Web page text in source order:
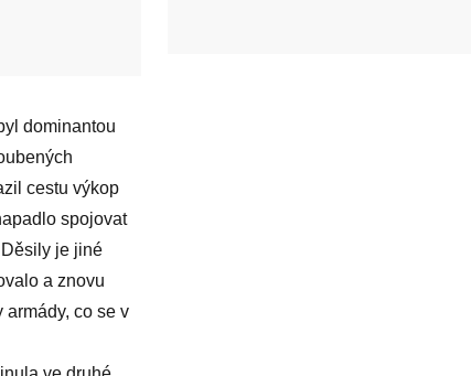
dominantou
cestu výkop
spojovat
je jiné
a znovu
co se v